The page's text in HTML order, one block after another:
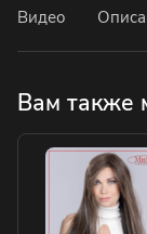
Видео
Вам также